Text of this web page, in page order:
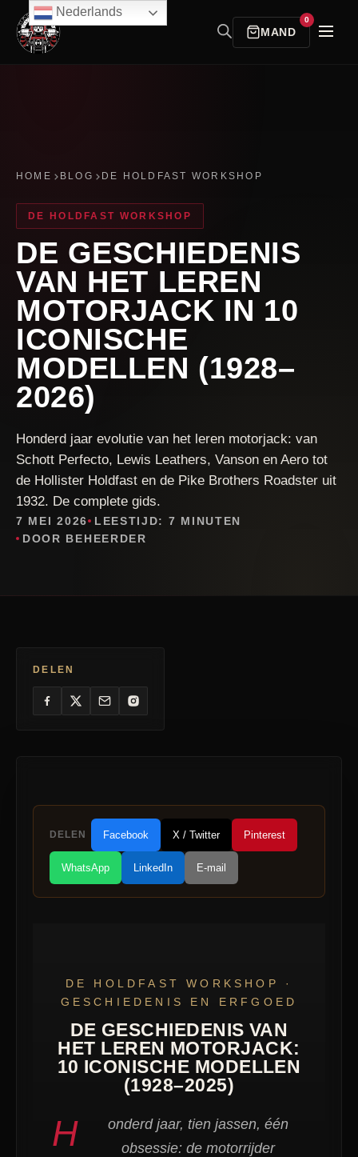
MAND
0
HOME BLOG DE HOLDFAST WORKSHOP
DE HOLDFAST WORKSHOP
DE GESCHIEDENIS
VAN HET LEREN
MOTORJACK IN 10
ICONISCHE
MODELLEN (1928–
2026)
Honderd jaar evolutie van het leren motorjack: van
Schott Perfecto, Lewis Leathers, Vanson en Aero tot
de Hollister Holdfast en de Pike Brothers Roadster uit
1932. De complete gids.
7 MEI 2026
LEESTIJD: 7 MINUTEN
DOOR BEHEERDER
DELEN
DELEN Facebook X / Twitter Pinterest
WhatsApp LinkedIn E-mail
DE HOLDFAST WORKSHOP ·
GESCHIEDENIS EN ERFGOED
DE GESCHIEDENIS VAN
HET LEREN MOTORJACK:
10 ICONISCHE MODELLEN
(1928–2025)
H
onderd jaar, tien jassen, één
obsessie: de motorrijder
Nederlands